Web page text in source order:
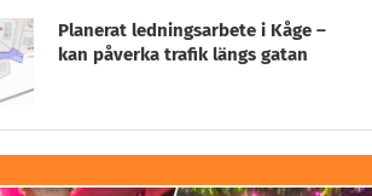
Planerat ledningsarbete i Kåge –
kan påverka trafik längs gatan